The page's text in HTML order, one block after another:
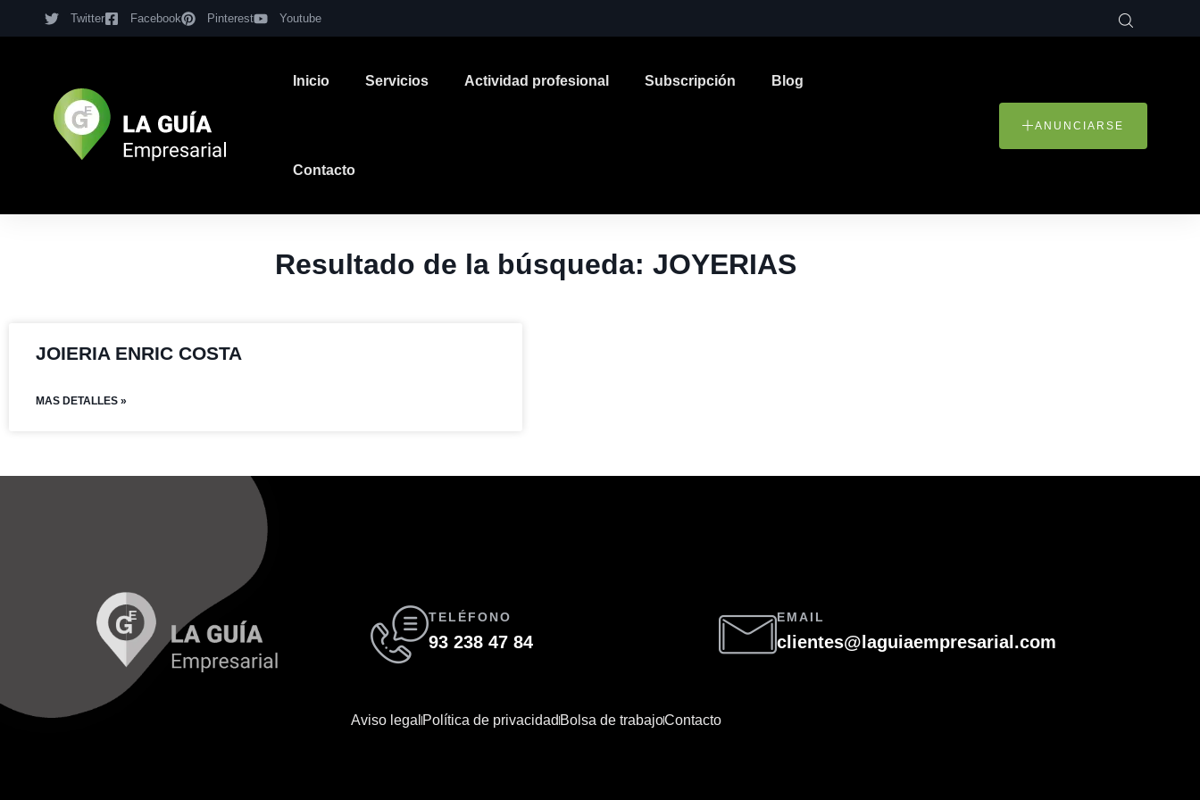
Twitter Facebook Pinterest Youtube
Inicio Servicios Actividad profesional Subscripción Blog
Contacto
ANUNCIARSE
Resultado de la búsqueda: JOYERIAS
JOIERIA ENRIC COSTA
MAS DETALLES »
TELÉFONO
93 238 47 84
EMAIL
clientes@laguiaempresarial.com
Aviso legal Política de privacidadBolsa de trabajoContacto